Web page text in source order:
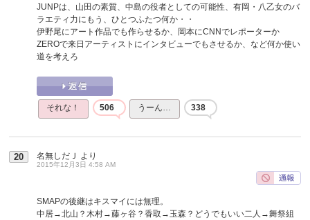
JUNPは、山田の素質、中島の役者としての可能性、有岡・八乙女のバ
ラエティ力にもう、ひとつふたつ何か・・
伊野尾にアート作品でも作らせるか、岡本にCNNでレポーターか
ZEROで来日アーティストにインタビューでもさせるか、など何か使い
道を考えろ
それな！ 506 うーん… 338
20 名無しだＪ より
2015年12月3日 4:58 AM
SMAPの後継はキスマイには無理。
中居→北山？木村→藤ヶ谷？香取→玉森？どうでもいい二人→舞祭組